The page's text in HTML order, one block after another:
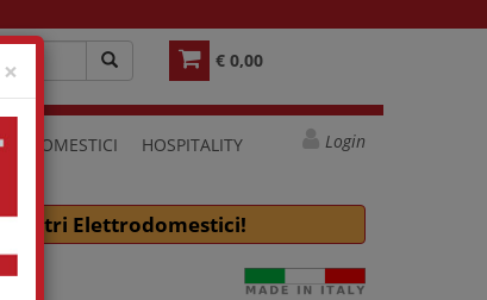
× € 0,00
HOSPITALITY Login
altri Elettrodomestici!